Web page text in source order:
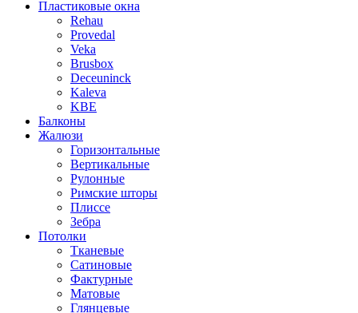
Пластиковые окна
Rehau
Provedal
Veka
Brusbox
Deceuninck
Kaleva
KBE
Балконы
Жалюзи
Горизонтальные
Вертикальные
Рулонные
Римские шторы
Плиссе
Зебра
Потолки
Тканевые
Сатиновые
Фактурные
Матовые
Глянцевые